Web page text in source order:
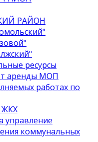
РАЙОН
ресурсы
аренды МОП
работах по
ЖКХ
управление
коммунальных